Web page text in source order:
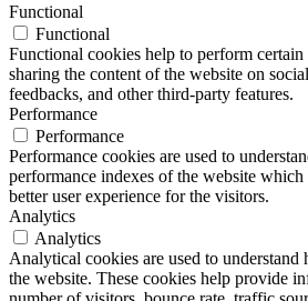
Functional
Functional
Functional cookies help to perform
sharing the content of the website on
feedbacks, and other third-party features.
Performance
Performance
Performance cookies are used to
performance indexes of the website
better user experience for the visitors.
Analytics
Analytics
Analytical cookies are used to
the website. These cookies help provide